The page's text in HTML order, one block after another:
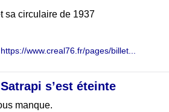
sa circulaire de 1937
https://www.creal76.fr/pages/billet...
s’est éteinte
manque.